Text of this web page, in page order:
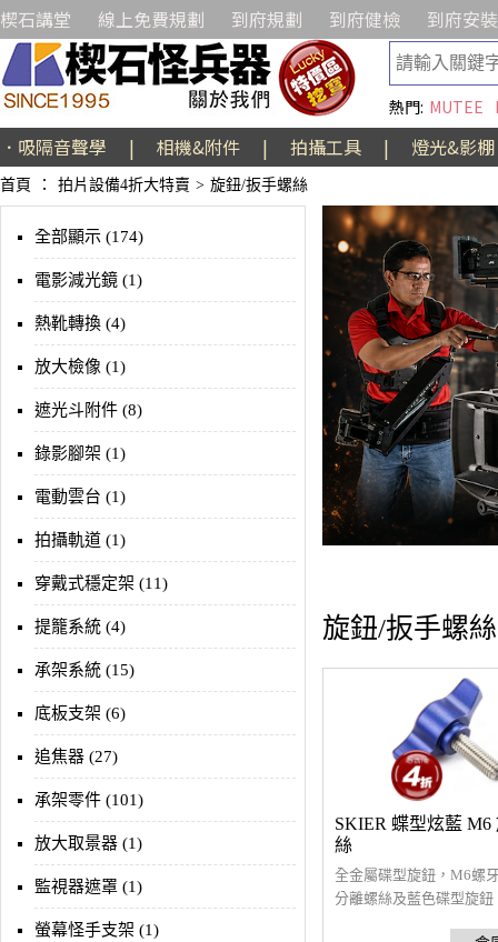
楔石講堂 線上免費規劃 到府規劃 到府健檢 到府安裝
熱門: MUTEE
．吸隔音聲學 | 相機&附件 | 拍攝工具 | 燈光&影棚
首頁 ： 拍片設備4折大特賣 > 旋鈕/扳手螺絲
全部顯示 (174)
電影減光鏡 (1)
熱靴轉換 (4)
放大檢像 (1)
遮光斗附件 (8)
錄影腳架 (1)
電動雲台 (1)
拍攝軌道 (1)
穿戴式穩定架 (11)
提籠系統 (4)
承架系統 (15)
底板支架 (6)
追焦器 (27)
承架零件 (101)
放大取景器 (1)
監視器遮罩 (1)
螢幕怪手支架 (1)
旋鈕/扳手螺絲
SKIER 蝶型炫藍 M6
絲
全金屬碟型旋鈕，M6螺
分離螺絲及藍色碟型旋鈕